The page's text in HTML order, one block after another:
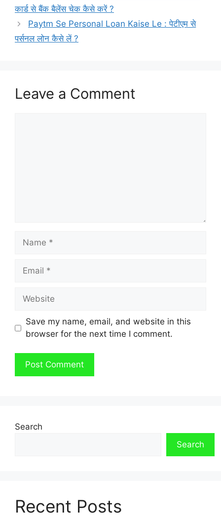
कार्ड से बैंक बैलेंस चेक कैसे करें ?
Paytm Se Personal Loan Kaise Le : पेटीएम से
पर्सनल लोन कैसे लें ?
Leave a Comment
Name
Email
Website
Save my name, email, and website in this
browser for the next time I comment.
Search
Search
Recent Posts